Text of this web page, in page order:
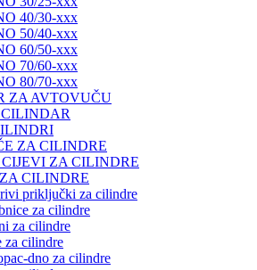
40/30-xxx
50/40-xxx
60/50-xxx
70/60-xxx
80/70-xxx
ZA AVTOVUČU
ZA CILINDRE
ZA CILINDRE
CILINDRE
priključki za cilindre
za cilindre
za cilindre
za cilindre
dno za cilindre